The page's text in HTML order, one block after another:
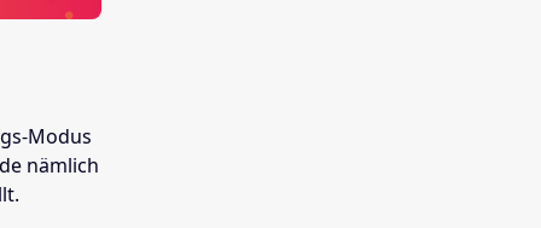
Modus
nämlich